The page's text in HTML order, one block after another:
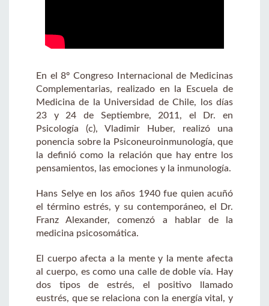
En el 8º Congreso Internacional de Medicinas
Complementarias, realizado en la Escuela de
Medicina de la Universidad de Chile, los días
23 y 24 de Septiembre, 2011, el Dr. en
Psicología (c), Vladimir Huber, realizó una
ponencia sobre la Psiconeuroinmunología, que
la definió como la relación que hay entre los
pensamientos, las emociones y la inmunología.
Hans Selye en los años 1940 fue quien acuñó
el término estrés, y su contemporáneo, el Dr.
Franz Alexander, comenzó a hablar de la
medicina psicosomática.
El cuerpo afecta a la mente y la mente afecta
al cuerpo, es como una calle de doble vía. Hay
dos tipos de estrés, el positivo llamado
eustrés, que se relaciona con la energía vital, y